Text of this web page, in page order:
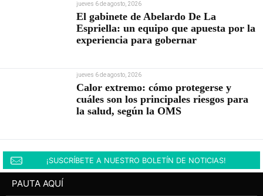
jueves 6 de agosto, 2026
El gabinete de Abelardo De La
Espriella: un equipo que apuesta por la
experiencia para gobernar
jueves 6 de agosto, 2026
Calor extremo: cómo protegerse y
cuáles son los principales riesgos para
la salud, según la OMS
¡SUSCRÍBETE A NUESTRO BOLETÍN DE NOTICIAS!
PAUTA AQUÍ